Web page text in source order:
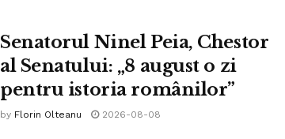
Senatorul Ninel Peia, Chestor
al Senatului: „8 august o zi
pentru istoria românilor”
by Florin Olteanu 2026-08-08